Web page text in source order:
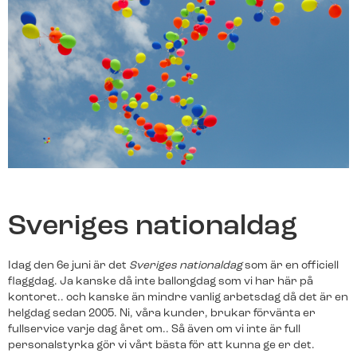
Brandlarm
Rökdetektorer som pratar med varandra ger ett
effektivt skydd vid brand.
Teckna larmtjänst
För dig som redan har utrustningen och vill ansluta
till larmtjänst.
Larmväska
Ett portabelt larm som är perfekt för
byggarbetsplatser och evenemang.
Teckna larmtjänst
För dig som redan har utrustningen och vill ansluta
till larmtjänst.
nya.
Franchise
Bli en del av Svenska Alarm.
Senaste nytt
Svenska Alarm fortsätter växa
– omsättningen passerar 40
miljoner
och organisation. Med 65 medarbetare
Linköping får lokal
larmexpertis – Svenska Alarm
expanderar med nya
franchisetagare
Sveriges nationaldag
Idag den 6e juni är det Sveriges nationaldagsom är en officiell
flaggdag. Ja kanske då inte ballongdag som vi har här på
kontoret.. och kanske än mindre vanlig arbetsdag då det är en
helgdag sedan 2005. Ni, våra kunder, brukar förvänta er
fullservice varje dag året om.. Så även om vi inte är full
personalstyrka gör vi vårt bästa för att kunna ge er det.